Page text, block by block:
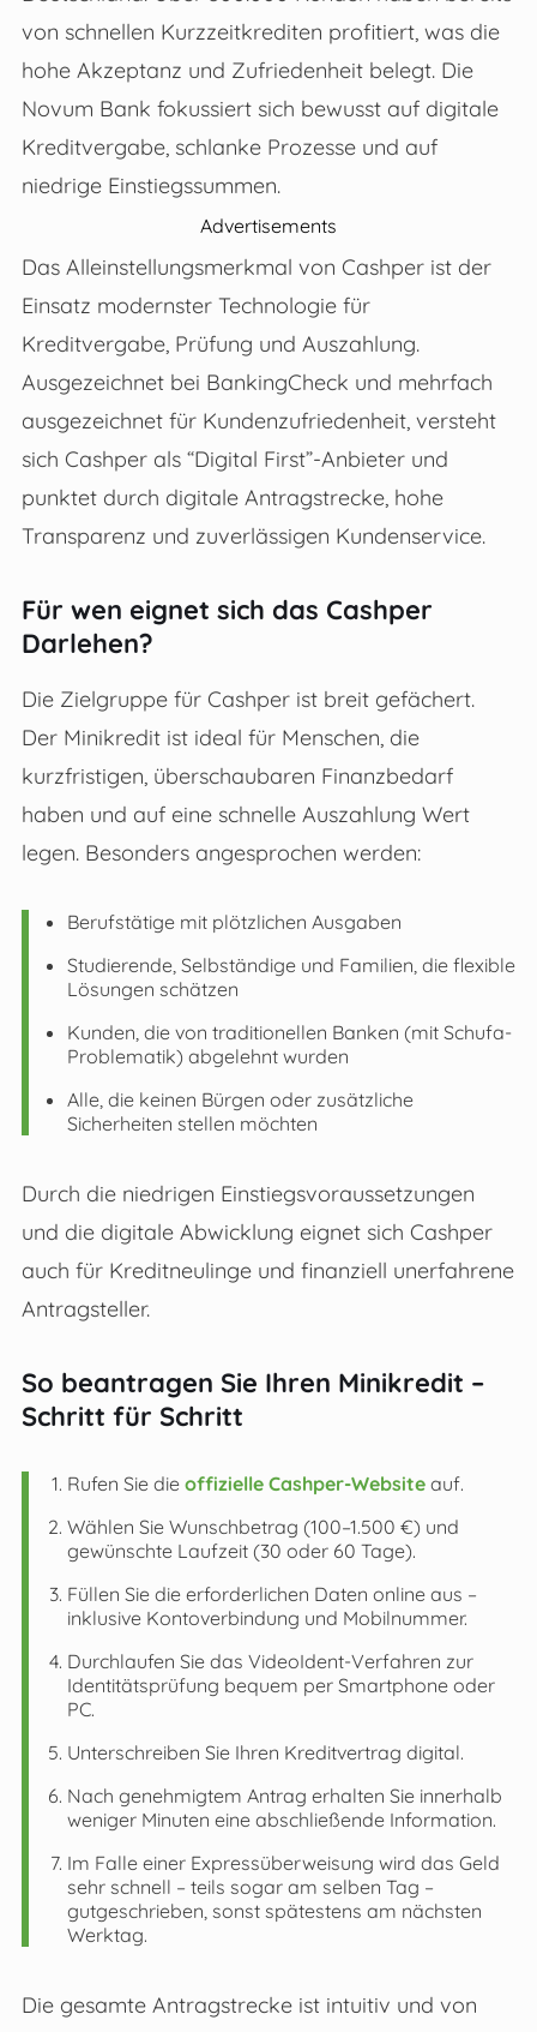
von schnellen Kurzzeitkrediten profitiert, was die
hohe Akzeptanz und Zufriedenheit belegt. Die
Novum Bank fokussiert sich bewusst auf digitale
Kreditvergabe, schlanke Prozesse und auf
niedrige Einstiegssummen.
Advertisements
Das Alleinstellungsmerkmal von Cashper ist der
Einsatz modernster Technologie für
Kreditvergabe, Prüfung und Auszahlung.
Ausgezeichnet bei BankingCheck und mehrfach
ausgezeichnet für Kundenzufriedenheit, versteht
sich Cashper als “Digital First”-Anbieter und
punktet durch digitale Antragstrecke, hohe
Transparenz und zuverlässigen Kundenservice.
Für wen eignet sich das Cashper
Darlehen?
Die Zielgruppe für Cashper ist breit gefächert.
Der Minikredit ist ideal für Menschen, die
kurzfristigen, überschaubaren Finanzbedarf
haben und auf eine schnelle Auszahlung Wert
legen. Besonders angesprochen werden:
Berufstätige mit plötzlichen Ausgaben
Studierende, Selbständige und Familien, die flexible
Lösungen schätzen
Kunden, die von traditionellen Banken (mit Schufa-
Problematik) abgelehnt wurden
Alle, die keinen Bürgen oder zusätzliche
Sicherheiten stellen möchten
Durch die niedrigen Einstiegsvoraussetzungen
und die digitale Abwicklung eignet sich Cashper
auch für Kreditneulinge und finanziell unerfahrene
Antragsteller.
So beantragen Sie Ihren Minikredit –
Schritt für Schritt
Rufen Sie die offizielle Cashper-Websiteauf.
Wählen Sie Wunschbetrag (100–1.500 €) und
gewünschte Laufzeit (30 oder 60 Tage).
Füllen Sie die erforderlichen Daten online aus –
inklusive Kontoverbindung und Mobilnummer.
Durchlaufen Sie das VideoIdent-Verfahren zur
Identitätsprüfung bequem per Smartphone oder
PC.
Unterschreiben Sie Ihren Kreditvertrag digital.
Nach genehmigtem Antrag erhalten Sie innerhalb
weniger Minuten eine abschließende Information.
Im Falle einer Expressüberweisung wird das Geld
sehr schnell – teils sogar am selben Tag –
gutgeschrieben, sonst spätestens am nächsten
Werktag.
Die gesamte Antragstrecke ist intuitiv und von